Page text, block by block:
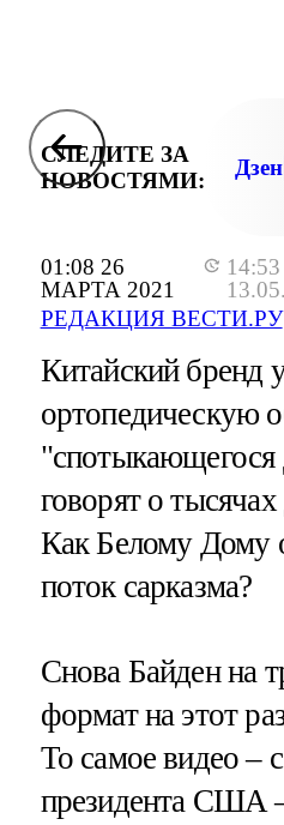
01:08 26
МАРТА 2021
14:53
РЕДАКЦИЯ ВЕСТИ.РУ
СЛЕДИТЕ ЗА
НОВОСТЯМИ:
Дзен
Китайский бренд
ортопедическую
говорят о
Как Белому Дому
поток сарказма?
Снова Байден на
формат на этот
То самое видео –
президента США